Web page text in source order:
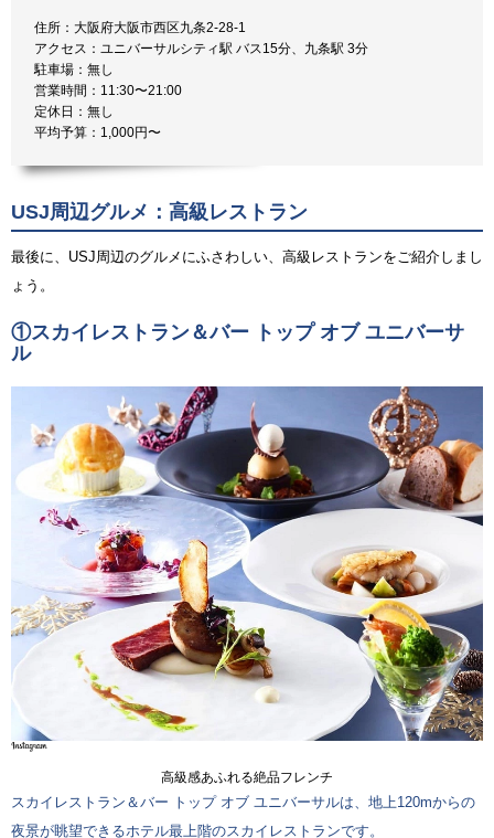
住所：大阪府大阪市西区九条2-28-1
アクセス：ユニバーサルシティ駅 バス15分、九条駅 3分
駐車場：無し
営業時間：11:30〜21:00
定休日：無し
平均予算：1,000円〜
USJ周辺グルメ：高級レストラン
最後に、USJ周辺のグルメにふさわしい、高級レストランをご紹介しまし
ょう。
①スカイレストラン＆バー トップ オブ ユニバーサ
ル
高級感あふれる絶品フレンチ
スカイレストラン＆バー トップ オブ ユニバーサルは、地上120mからの
夜景が眺望できるホテル最上階のスカイレストランです。